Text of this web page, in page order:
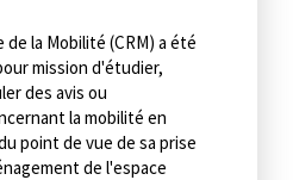
la Mobilité (CRM) a été
mission d'étudier,
des avis ou
la mobilité en
point de vue de sa prise
de l'espace